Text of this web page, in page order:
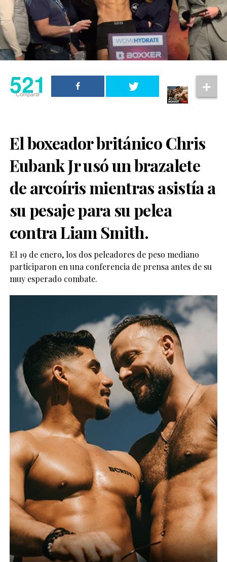
521
Compartir
El boxeador británico Chris
Eubank Jr usó un brazalete
de arcoíris mientras asistía a
su pesaje para su pelea
contra Liam Smith.
El 19 de enero, los dos peleadores de peso mediano
participaron en una conferencia de prensa antes de su
muy esperado combate.